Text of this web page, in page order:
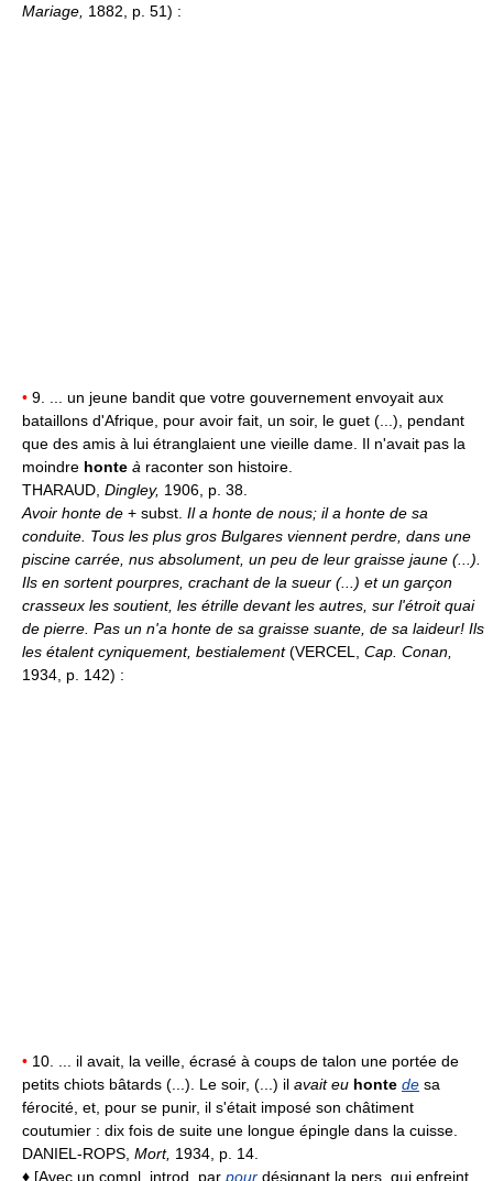
Mariage, 1882, p. 51) :
• 9. ... un jeune bandit que votre gouvernement envoyait aux
bataillons d'Afrique, pour avoir fait, un soir, le guet (...), pendant
que des amis à lui étranglaient une vieille dame. Il n'avait pas la
moindre honte à raconter son histoire.
THARAUD, Dingley, 1906, p. 38.
Avoir honte de + subst. Il a honte de nous; il a honte de sa
conduite. Tous les plus gros Bulgares viennent perdre, dans une
piscine carrée, nus absolument, un peu de leur graisse jaune (...).
Ils en sortent pourpres, crachant de la sueur (...) et un garçon
crasseux les soutient, les étrille devant les autres, sur l'étroit quai
de pierre. Pas un n'a honte de sa graisse suante, de sa laideur! Ils
les étalent cyniquement, bestialement(VERCEL, Cap. Conan,
1934, p. 142) :
• 10. ... il avait, la veille, écrasé à coups de talon une portée de
petits chiots bâtards (...). Le soir, (...) il avait eu honte de sa
férocité, et, pour se punir, il s'était imposé son châtiment
coutumier : dix fois de suite une longue épingle dans la cuisse.
DANIEL-ROPS, Mort, 1934, p. 14.
♦ [Avec un compl. introd. par pour désignant la pers. qui enfreint